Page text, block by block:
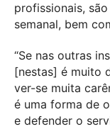
profissionais,
semanal, bem
“Se nas outras
[nestas] é muito
ver-se muita
é uma forma de
e defender o